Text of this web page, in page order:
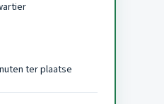
ter plaatse